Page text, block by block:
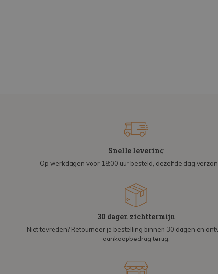
Snelle levering
Op werkdagen voor 18:00 uur besteld, dezelfde dag
30 dagen zichttermijn
Niet tevreden? Retourneer je bestelling binnen 30 dagen en
aankoopbedrag terug.